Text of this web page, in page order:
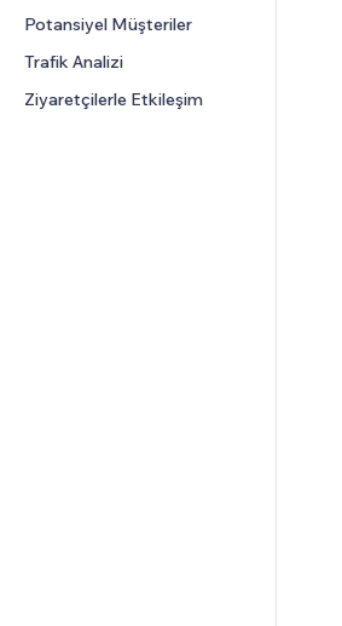
Grafik ve Tablolar
Potansiyel Müşteriler
Trafik Analizi
Ziyaretçilerle Etkileşim